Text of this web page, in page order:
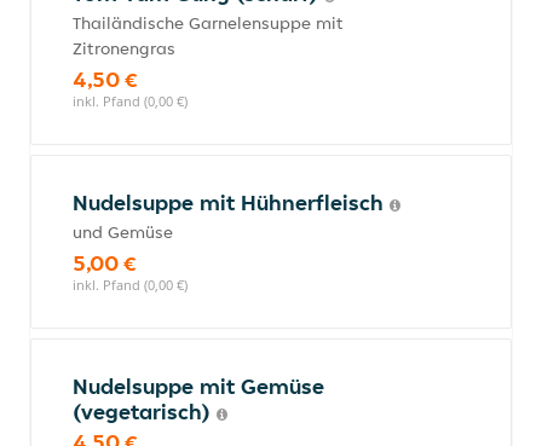
Thailändische Garnelensuppe mit
Zitronengras
4,50 €
inkl. Pfand (0,00 €)
Nudelsuppe mit Hühnerfleisch
und Gemüse
5,00 €
inkl. Pfand (0,00 €)
Nudelsuppe mit Gemüse
(vegetarisch)